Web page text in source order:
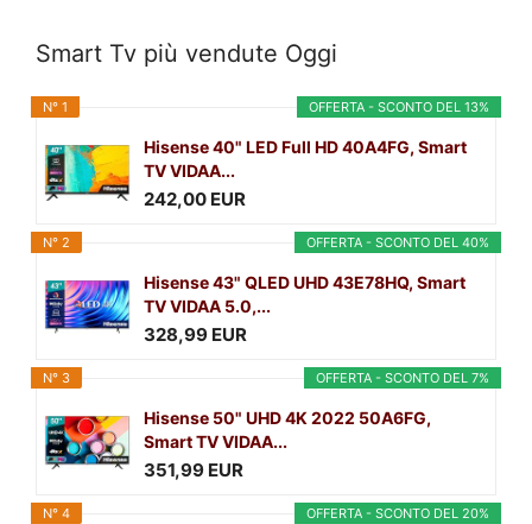
Smart Tv più vendute Oggi
OFFERTA - SCONTO DEL 13%
N° 1
Hisense 40" LED Full HD 40A4FG, Smart
TV VIDAA...
242,00 EUR
OFFERTA - SCONTO DEL 40%
N° 2
Hisense 43" QLED UHD 43E78HQ, Smart
TV VIDAA 5.0,...
328,99 EUR
OFFERTA - SCONTO DEL 7%
N° 3
Hisense 50" UHD 4K 2022 50A6FG,
Smart TV VIDAA...
351,99 EUR
OFFERTA - SCONTO DEL 20%
N° 4